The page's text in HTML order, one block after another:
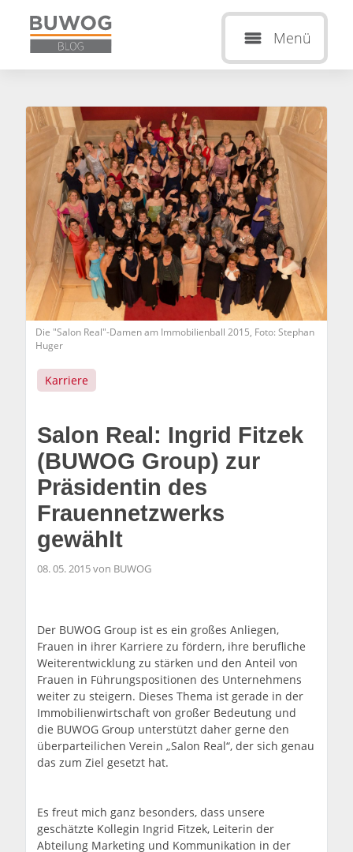
Menü
Die "Salon Real"-Damen am Immobilienball 2015, Foto: Stephan
Huger
Karriere
Salon Real: Ingrid Fitzek
(BUWOG Group) zur
Präsidentin des
Frauennetzwerks
gewählt
08. 05. 2015 von BUWOG
Der BUWOG Group ist es ein großes Anliegen,
Frauen in ihrer Karriere zu fördern, ihre berufliche
Weiterentwicklung zu stärken und den Anteil von
Frauen in Führungspositionen des Unternehmens
weiter zu steigern. Dieses Thema ist gerade in der
Immobilienwirtschaft von großer Bedeutung und
die BUWOG Group unterstützt daher gerne den
überparteilichen Verein „Salon Real“, der sich genau
das zum Ziel gesetzt hat.
Es freut mich ganz besonders, dass unsere
geschätzte Kollegin Ingrid Fitzek, Leiterin der
Abteilung Marketing und Kommunikation in der